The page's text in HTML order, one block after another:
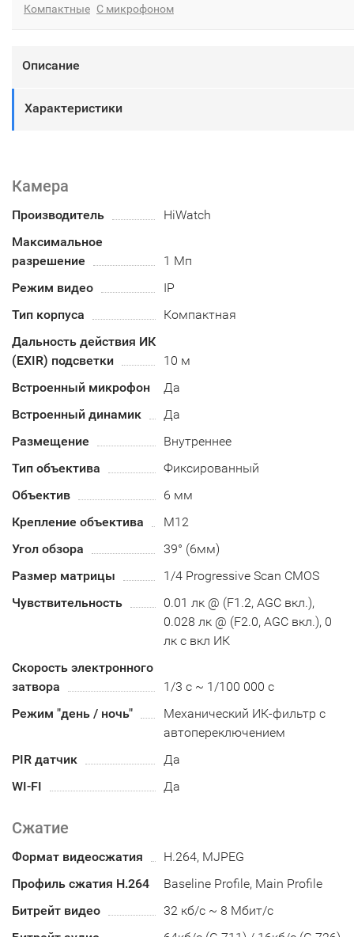
Компактные С микрофоном
Описание
Характеристики
Камера
Производитель
HiWatch
Максимальное
разрешение
1 Мп
Режим видео
IP
Тип корпуса
Компактная
Дальность действия ИК
(EXIR) подсветки
10 м
Встроенный микрофон
Да
Встроенный динамик
Да
Размещение
Внутреннее
Тип объектива
Фиксированный
Объектив
6 мм
Крепление объектива
М12
Угол обзора
39° (6мм)
Размер матрицы
1/4 Progressive Scan CMOS
Чувствительность
0.01 лк @ (F1.2, AGC вкл.),
0.028 лк @ (F2.0, AGC вкл.), 0
лк с вкл ИК
Скорость электронного
затвора
1/3 с ~ 1/100 000 с
Режим "день / ночь"
Механический ИК-фильтр с
автопереключением
PIR датчик
Да
WI-FI
Да
Сжатие
Формат видеосжатия
H.264, MJPEG
Профиль сжатия H.264
Baseline Profile, Main Profile
Битрейт видео
32 кб/с ~ 8 Мбит/с